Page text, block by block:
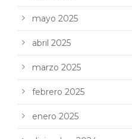
mayo 2025
abril 2025
marzo 2025
febrero 2025
enero 2025